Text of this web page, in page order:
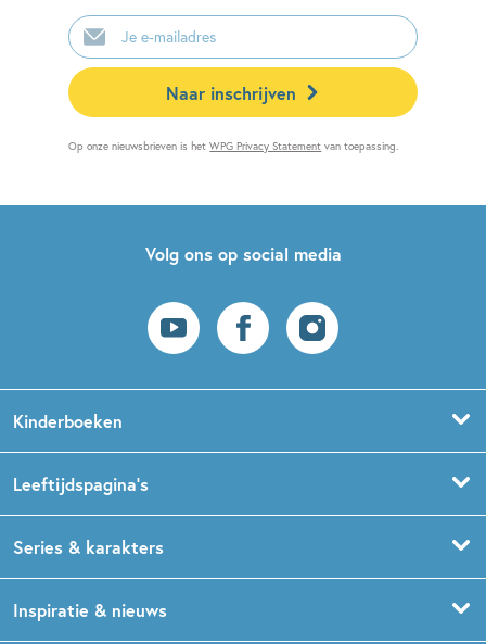
E-
mailadres
Naar inschrijven
Op onze nieuwsbrieven is hetWPG Privacy Statement van toepassing.
Volg ons op social media
Kinderboeken
Prentenboeken
Babyboeken
Leeftijdspagina’s
Boekentips 1,5 - 3 jaar
Series & karakters
Inspiratie & nieuws